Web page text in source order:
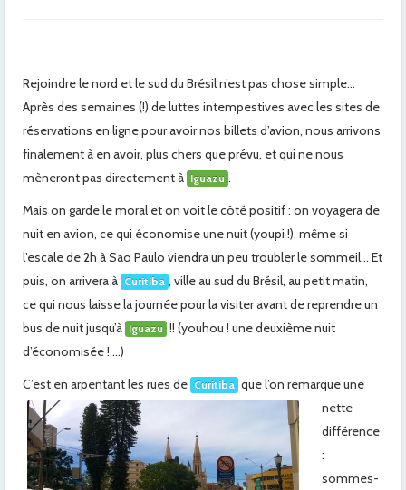
Rejoindre le nord et le sud du Brésil n’est pas chose simple…
Après des semaines (!) de luttes intempestives avec les sites de
réservations en ligne pour avoir nos billets d’avion, nous arrivons
finalement à en avoir, plus chers que prévu, et qui ne nous
mèneront pas directement à Iguazu .
Mais on garde le moral et on voit le côté positif : on voyagera de
nuit en avion, ce qui économise une nuit (youpi !), même si
l’escale de 2h à Sao Paulo viendra un peu troubler le sommeil… Et
puis, on arrivera à Curitiba , ville au sud du Brésil, au petit matin,
ce qui nous laisse la journée pour la visiter avant de reprendre un
bus de nuit jusqu’à Iguazu !! (youhou ! une deuxième nuit
d’économisée ! …)
C’est en arpentant les rues de Curitiba que l’on remarque une
nette
différence
:
sommes-